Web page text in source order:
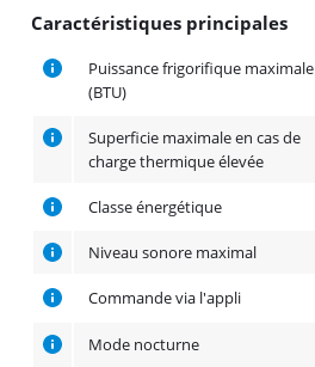
Caractéristiques principales
Puissance frigorifique maximale
(BTU)
Superficie maximale en cas de
charge thermique élevée
Classe énergétique
Niveau sonore maximal
Commande via l'appli
Mode nocturne